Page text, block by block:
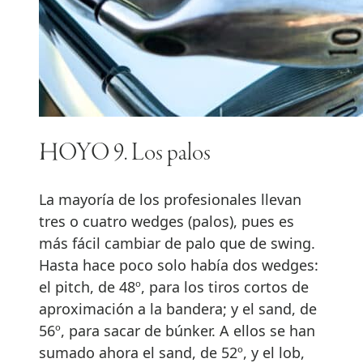
HOYO 9. Los palos
La mayoría de los profesionales llevan
tres o cuatro wedges (palos), pues es
más fácil cambiar de palo que de swing.
Hasta hace poco solo había dos wedges:
el pitch, de 48º, para los tiros cortos de
aproximación a la bandera; y el sand, de
56º, para sacar de búnker. A ellos se han
sumado ahora el sand, de 52º, y el lob,